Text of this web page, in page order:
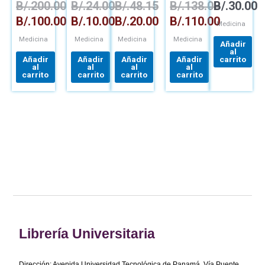
B/.200.00
B/.100.00
Medicina
Añadir
al
carrito
DE
NUTRICIÓN
EN EL
VITAL
B/.24.00
B/.10.00
Medicina
Añadir
al
carrito
MICROORGANISMOS
B/.48.15
B/.20.00
Medicina
Añadir
al
carrito
B/.138.00
B/.110.00
Medicina
Añadir
al
carrito
USMLE
STEP 1.
2019
B/.30.00
Medicina
Añadir
al
carrito
Librería Universitaria